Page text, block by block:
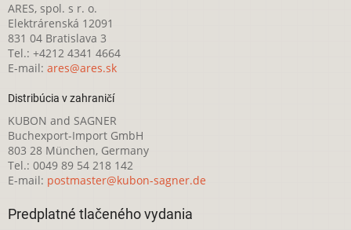
ARES, spol. s r. o.
Elektrárenská 12091
831 04 Bratislava 3
Tel.: +4212 4341 4664
E-mail: ares@ares.sk
Distribúcia v zahraničí
KUBON and SAGNER
Buchexport-Import GmbH
803 28 München, Germany
Tel.: 0049 89 54 218 142
E-mail: postmaster@kubon-sagner.de
Predplatné tlačeného vydania